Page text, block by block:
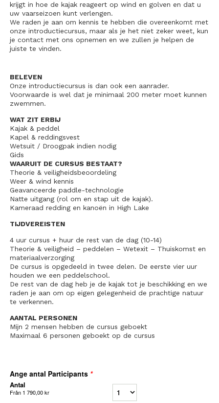
krijgt in hoe de kajak reageert op wind en golven en dat u
uw vaarseizoen kunt verlengen.
We raden je aan om kennis te hebben die overeenkomt met
onze introductiecursus, maar als je het niet zeker weet, kun
je contact met ons opnemen en we zullen je helpen de
juiste te vinden.
BELEVEN
Onze introductiecursus is dan ook een aanrader.
Voorwaarde is wel dat je minimaal 200 meter moet kunnen
zwemmen.
WAT ZIT ERBIJ
Kajak & peddel
Kapel & reddingsvest
Wetsuit / Droogpak indien nodig
Gids
WAARUIT DE CURSUS BESTAAT?
Theorie & veiligheidsbeoordeling
Weer & wind kennis
Geavanceerde paddle-technologie
Natte uitgang (rol om en stap uit de kajak).
Kameraad redding en kanoën in High Lake
TIJDVEREISTEN
4 uur cursus + huur de rest van de dag (10-14)
Theorie & veiligheid – peddelen – Wetexit – Thuiskomst en
materiaalverzorging
De cursus is opgedeeld in twee delen. De eerste vier uur
houden we een peddelschool.
De rest van de dag heb je de kajak tot je beschikking en we
raden je aan om op eigen gelegenheid de prachtige natuur
te verkennen.
AANTAL PERSONEN
Mijn 2 mensen hebben de cursus geboekt
Maximaal 6 personen geboekt op de cursus